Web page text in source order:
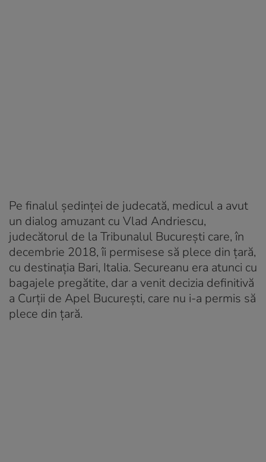
Pe finalul ședinței de judecată, medicul a avut
un dialog amuzant cu Vlad Andriescu,
judecătorul de la Tribunalul București care, în
decembrie 2018, îi permisese să plece din țară,
cu destinația Bari, Italia. Secureanu era atunci cu
bagajele pregătite, dar a venit decizia definitivă
a Curții de Apel București, care nu i-a permis să
plece din țară.